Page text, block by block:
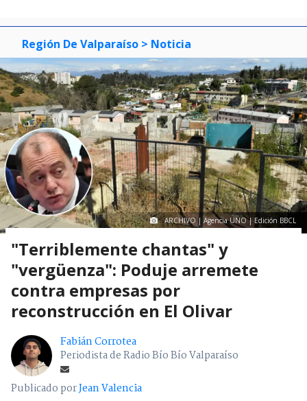
Región De Valparaíso > Noticia
ARCHIVO | Agencia UNO | Edición BBCL
"Terriblemente chantas" y
"vergüenza": Poduje arremete
contra empresas por
reconstrucción en El Olivar
Fabián Corrotea
Periodista de Radio Bío Bío Valparaíso
Publicado porJean Valencia